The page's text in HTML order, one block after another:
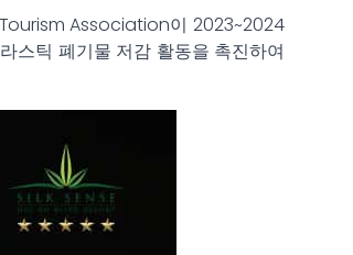
Association이 2023~2024
스틱 폐기물 저감 활동을 촉진하여